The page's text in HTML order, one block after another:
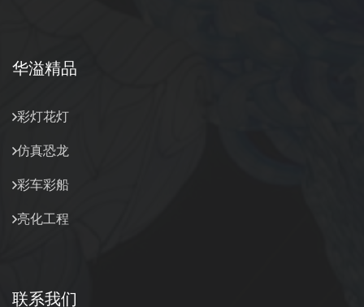
华溢精品
彩灯花灯
仿真恐龙
彩车彩船
亮化工程
联系我们